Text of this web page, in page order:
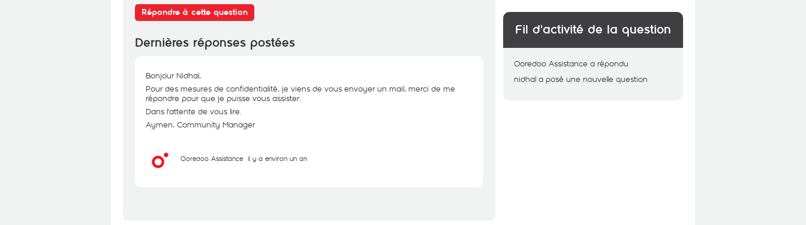
Répondre à cette question
Dernières réponses postées
Bonjour Nidhal,
Pour des mesures de confidentialité, je viens de vous envoyer un mail, merci de me
répondre pour que je puisse vous assister.
Dans l'attente de vous lire.
Aymen, Community Manager
Ooredoo Assistance il y a environ un an
Fil d'activité de la question
Ooredoo Assistance a répondu
nidhal a posé une nouvelle question